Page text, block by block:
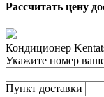
Рассчитать цену
Кондиционер
Укажите номер
Пункт доставки